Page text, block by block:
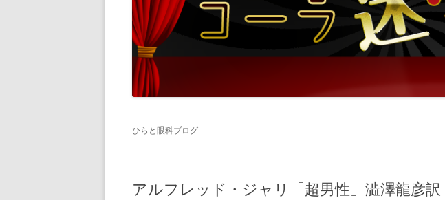
ひらと眼科ブログ
アルフレッド・ジャリ「超男性」澁澤龍彦訳